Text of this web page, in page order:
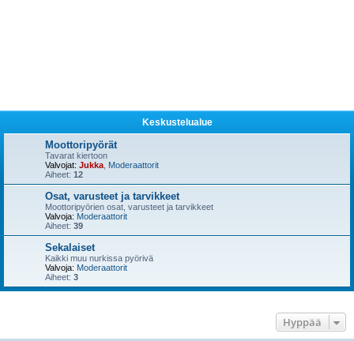
Keskustelualue
Moottoripyörät
Tavarat kiertoon
Valvojat: Jukka Moderaattorit
Aiheet: 12
Osat, varusteet ja tarvikkeet
Moottoripyörien osat, varusteet ja tarvikkeet
Valvoja: Moderaattorit
Aiheet: 39
Sekalaiset
Kaikki muu nurkissa pyörivä
Valvoja: Moderaattorit
Aiheet: 3
Hyppää